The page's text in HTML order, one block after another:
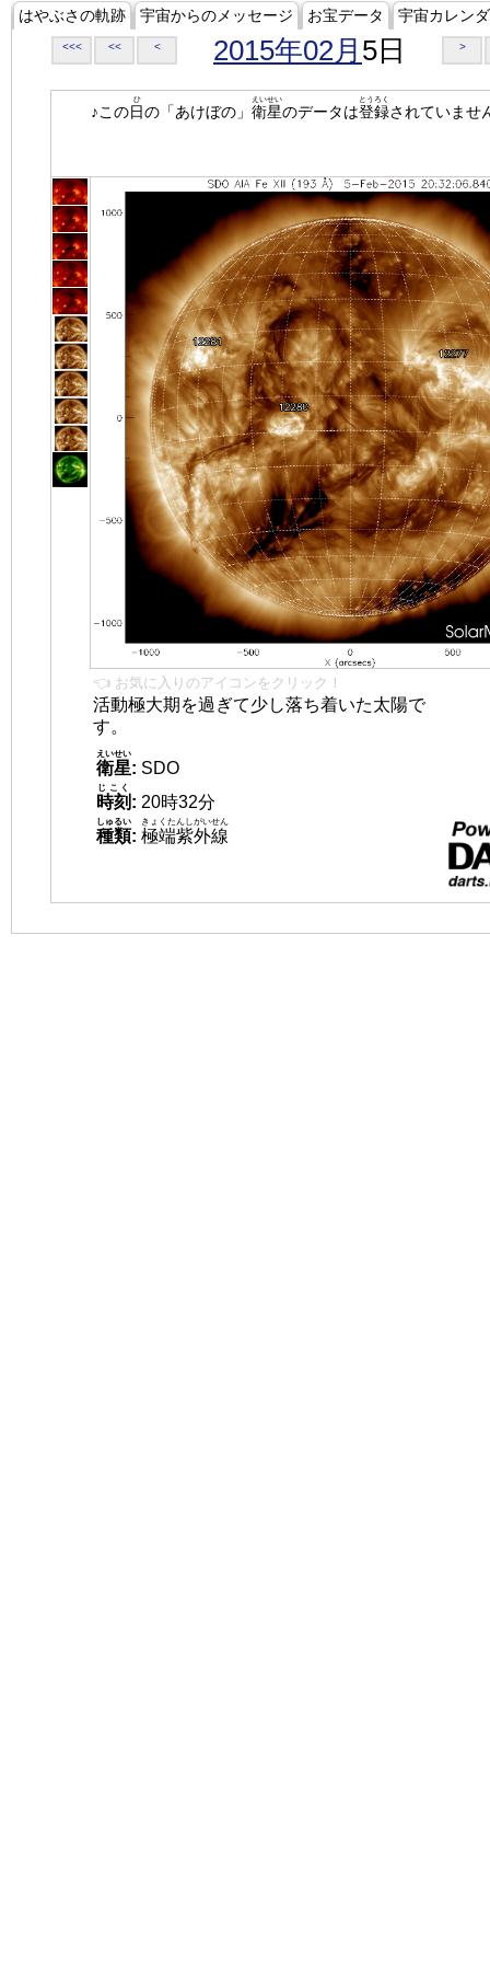
はやぶさの軌跡 宇宙からのメッセージ お宝データ 宇宙カレン
<<< << < 2015年02月 5日 >
♪この日
ひ
の「あけぼの」 衛星
えいせい
のデータは登録
とうろく
されていませ
👈 お気に入りのアイコンをクリック！
活動極大期を過ぎて少し落ち着いた太陽で
す。
衛星
えいせい
: SDO
時刻
じこく
: 20時32分
種類
しゅるい
: 極端紫外線
きょくたんしがいせん